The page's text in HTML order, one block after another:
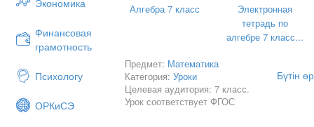
Экономика
Финансовая
грамотность
Психологу
ОРКиСЭ
ІІІ саты.
Алгебра 7 класс
Электронная
тетрадь по
алгебре 7 класс...
Предмет: Математика
Категория:Уроки
Целевая аудитория: 7 класс.
Урок соответствует ФГОС
Бүтін